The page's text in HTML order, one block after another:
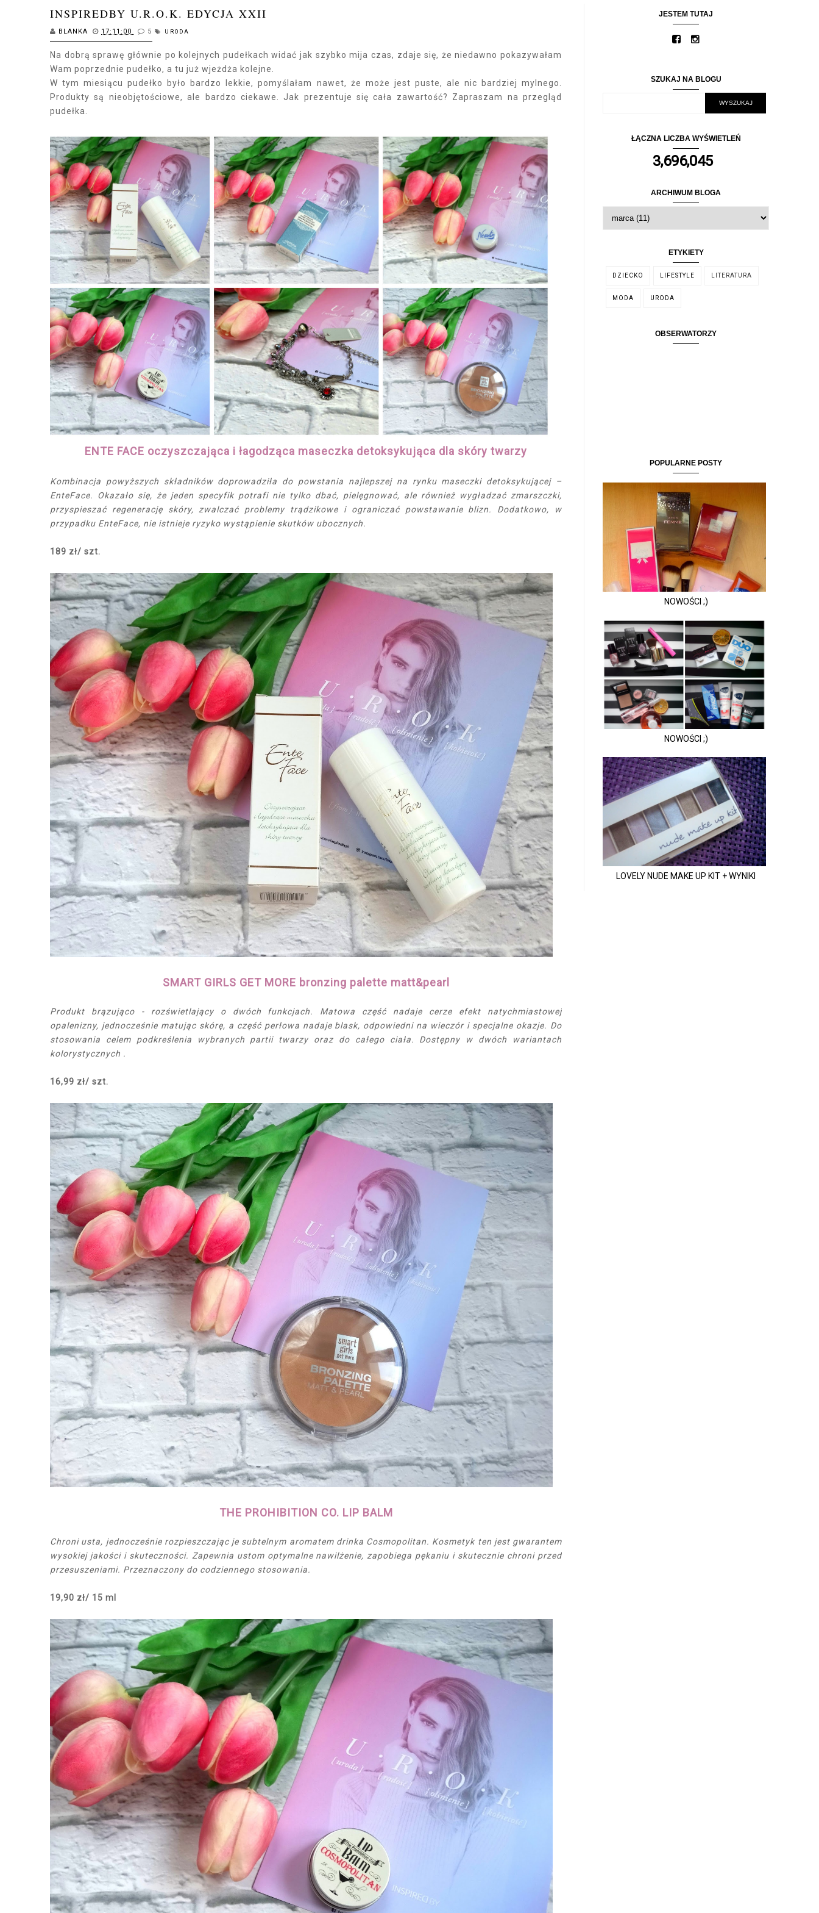
INSPIREDBY U.R.O.K. EDYCJA XXII
BLANKA 17:11:00 5 URODA
Na dobrą sprawę głównie po kolejnych pudełkach widać jak szybko mija czas, zdaje się, że niedawno pokazywałam
Wam poprzednie pudełko, a tu już wjeżdża kolejne.
W tym miesiącu pudełko było bardzo lekkie, pomyślałam nawet, że może jest puste, ale nic bardziej mylnego.
Produkty są nieobjętościowe, ale bardzo ciekawe. Jak prezentuje się cała zawartość? Zapraszam na przegląd
pudełka.
ENTE FACE oczyszczająca i łagodząca maseczka detoksykująca dla skóry twarzy
Kombinacja powyższych składników doprowadziła do powstania najlepszej na rynku maseczki detoksykującej –
EnteFace. Okazało się, że jeden specyfik potrafi nie tylko dbać, pielęgnować, ale również wygładzać zmarszczki,
przyspieszać regenerację skóry, zwalczać problemy trądzikowe i ograniczać powstawanie blizn. Dodatkowo, w
przypadku EnteFace, nie istnieje ryzyko wystąpienie skutków ubocznych.
189 zł/ szt.
SMART GIRLS GET MORE bronzing palette matt&pearl
Produkt brązująco - rozświetlający o dwóch funkcjach. Matowa część nadaje cerze efekt natychmiastowej
opalenizny, jednocześnie matując skórę, a część perłowa nadaje blask, odpowiedni na wieczór i specjalne okazje. Do
stosowania celem podkreślenia wybranych partii twarzy oraz do całego ciała. Dostępny w dwóch wariantach
kolorystycznych .
16,99 zł/ szt.
THE PROHIBITION CO. LIP BALM
Chroni usta, jednocześnie rozpieszczając je subtelnym aromatem drinka Cosmopolitan. Kosmetyk ten jest gwarantem
wysokiej jakości i skuteczności. Zapewnia ustom optymalne nawilżenie, zapobiega pękaniu i skutecznie chroni przed
przesuszeniami. Przeznaczony do codziennego stosowania.
19,90 zł/ 15 ml
JESTEM TUTAJ
SZUKAJ NA BLOGU
ŁĄCZNA LICZBA WYŚWIETLEŃ
3,696,045
ARCHIWUM BLOGA
ETYKIETY
DZIECKO LIFESTYLE LITERATURA
MODA URODA
OBSERWATORZY
POPULARNE POSTY
NOWOŚCI ;)
NOWOŚCI ;)
LOVELY NUDE MAKE UP KIT + WYNIKI